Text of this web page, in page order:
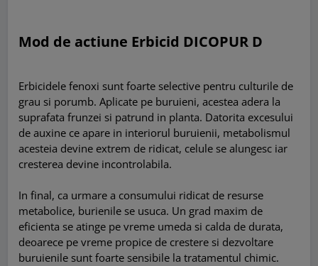
Mod de actiune Erbicid DICOPUR D
Erbicidele fenoxi sunt foarte selective pentru culturile de
grau si porumb. Aplicate pe buruieni, acestea adera la
suprafata frunzei si patrund in planta. Datorita excesului
de auxine ce apare in interiorul buruienii, metabolismul
acesteia devine extrem de ridicat, celule se alungesc iar
cresterea devine incontrolabila.
In final, ca urmare a consumului ridicat de resurse
metabolice, burienile se usuca. Un grad maxim de
eficienta se atinge pe vreme umeda si calda de durata,
deoarece pe vreme propice de crestere si dezvoltare
buruienile sunt foarte sensibile la tratamentul chimic.